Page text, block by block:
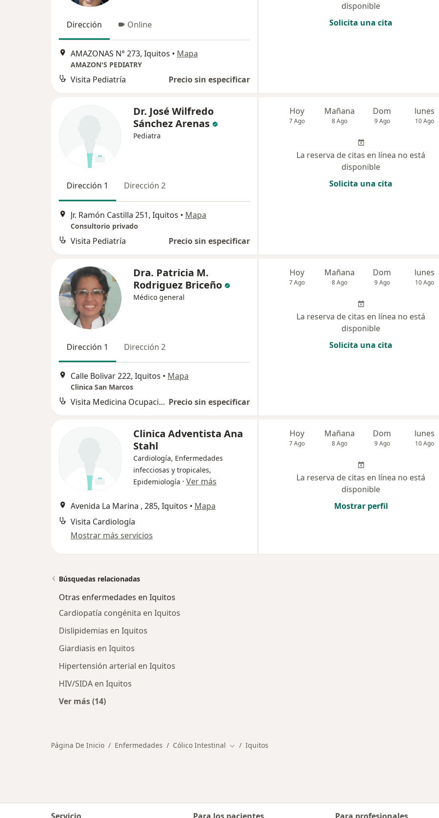
Dirección Online
AMAZONAS N° 273, Iquitos • Mapa
AMAZON'S PEDIATRY
Visita Pediatría Precio sin especificar
disponible
Solicita una cita
Dr. José Wilfredo
Sánchez Arenas
Pediatra
Dirección 1 Dirección 2
Jr. Ramón Castilla 251, Iquitos • Mapa
Consultorio privado
Visita Pediatría Precio sin especificar
Hoy
7 Ago
Mañana
8 Ago
Dom
9 Ago
lunes
10 Ago
La reserva de citas en línea no está
disponible
Solicita una cita
Dra. Patricia M.
Rodriguez Briceño
Médico general
Dirección 1 Dirección 2
Calle Bolivar 222, Iquitos • Mapa
Clinica San Marcos
Visita Medicina Ocupacional Precio sin especificar
Hoy
7 Ago
Mañana
8 Ago
Dom
9 Ago
lunes
10 Ago
La reserva de citas en línea no está
disponible
Solicita una cita
Clinica Adventista Ana
Stahl
Cardiología, Enfermedades
infecciosas y tropicales,
Epidemiología · Ver más
Avenida La Marina , 285, Iquitos • Mapa
Visita Cardiología
Mostrar más servicios
Hoy
7 Ago
Mañana
8 Ago
Dom
9 Ago
lunes
10 Ago
La reserva de citas en línea no está
disponible
Mostrar perfil
Búsquedas relacionadas
Otras enfermedades en Iquitos
Cardiopatía congénita en Iquitos
Dislipidemias en Iquitos
Giardiasis en Iquitos
Hipertensión arterial en Iquitos
HIV/SIDA en Iquitos
Ver más (14)
Página De Inicio Enfermedades Cólico Intestinal Cambiar de ciudad
Iquitos